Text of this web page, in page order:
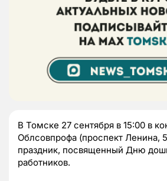
В Томске 27 сентября в 15:00 в
Облсовпрофа (проспект Ленина,
праздник, посвященный Дню
работников.